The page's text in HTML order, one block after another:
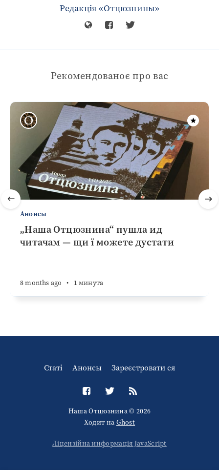
Редакція «Отцюзнины»
Рекомендованоє про вас
Анонсы
„Наша Отцюзнина“ пушла ид
читачам — щи ї можете дустати
8 months ago • 1 минута
Статі Анонсы Зареєстровати ся
Наша Отцюзнина © 2026
Ходит на Ghost
Ліцензійна информація JavaScript